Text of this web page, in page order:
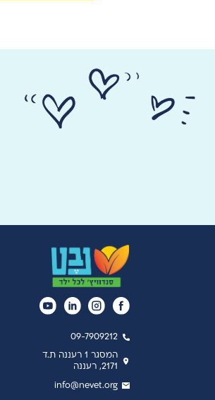
09-7909212
המסגר 1 רעננה ת.ד
2171, רעננה
info@nevet.org